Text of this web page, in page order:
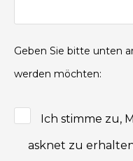
Geben Sie bitte unten
werden möchten:
Ich stimme zu,
asknet zu